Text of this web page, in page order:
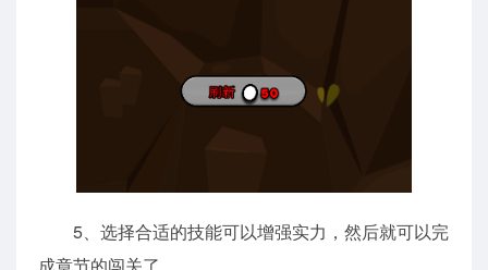
5、选择合适的技能可以增强实力，然后就可以完
成章节的闯关了